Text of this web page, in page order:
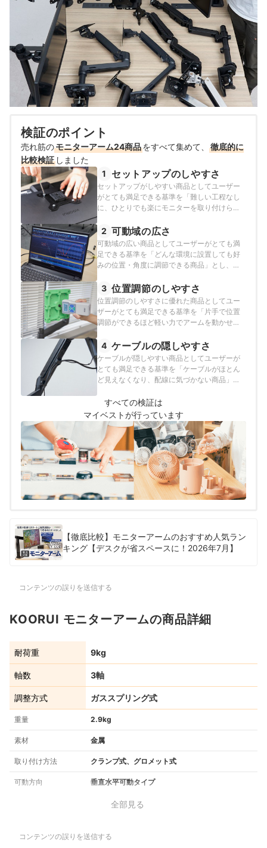
検証のポイント
売れ筋のモニターアーム24商品をすべて集めて、
徹底的に
比較検証 しました
1
セットアップのしやすさ
セットアップがしやすい商品としてユーザー
がとても満足できる基準を「難しい工程なし
に、ひとりでも楽にモニターを取り付けら
方法で各商品の検証を行いました。
2 可動域の広さ
可動域の広い商品としてユーザーがとても満
足できる基準を「どんな環境に設置しても好
みの位置・角度に調節できる商品」とし、以
3 位置調節のしやすさ
位置調節のしやすさに優れた商品としてユー
ザーがとても満足できる基準を「片手で位置
調節ができるほど軽い力でアームを動かせる
いました。
4 ケーブルの隠しやすさ
ケーブルが隠しやすい商品としてユーザーが
とても満足できる基準を「ケーブルがほとん
ど見えなくなり、配線に気づかない商品」と
た。
すべての検証は
マイベストが行っています
【徹底比較】モニターアームのおすすめ人気ラン
キング【デスクが省スペースに！2026年7月】
コンテンツの誤りを送信する
KOORUI モニターアームの商品詳細
耐荷重 9kg
軸数 3軸
調整方式 ガススプリング式
重量 2.9kg
素材 金属
取り付け方法 クランプ式、グロメット式
可動方向 垂直水平可動タイプ
全部見る
コンテンツの誤りを送信する